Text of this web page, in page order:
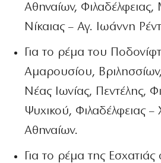
Αθηναίων,
Νίκαιας – Αγ. Ιωάννη
Για το ρέμα του
Αμαρουσίου,
Νέας Ιωνίας, Πεντέλης,
Ψυχικού, Φιλαδέλφειας –
Αθηναίων.
Για το ρέμα της